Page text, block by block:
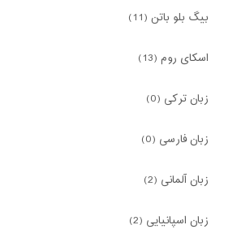
بیگ بلو باتن (11)
اسکای روم (13)
زبان ترکی (0)
زبان فارسی (0)
زبان آلمانی (2)
زبان اسپانیایی (2)